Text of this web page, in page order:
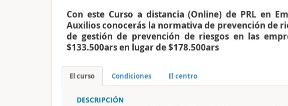
Con este Curso a distancia (Online) de PRL en
Auxilios conocerás la normativa de prevención de
de gestión de prevención de riesgos en las
$133.500ars en lugar de $178.500ars
El curso Condiciones El centro
DESCRIPCIÓN